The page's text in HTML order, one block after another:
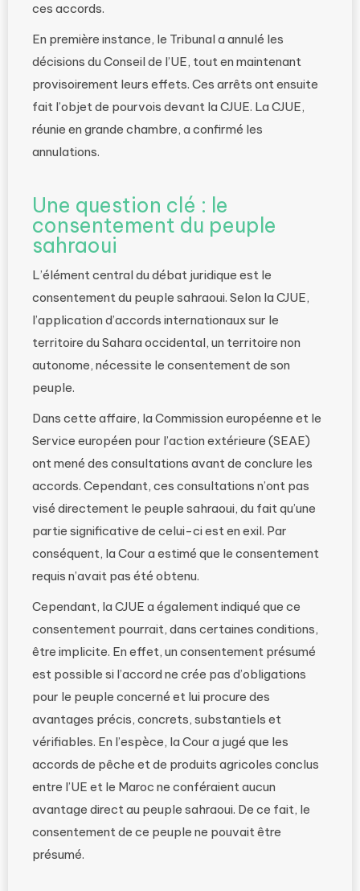
ces accords.
En première instance, le Tribunal a annulé les
décisions du Conseil de l’UE, tout en maintenant
provisoirement leurs effets. Ces arrêts ont ensuite
fait l’objet de pourvois devant la CJUE. La CJUE,
réunie en grande chambre, a confirmé les
annulations.
Une question clé : le
consentement du peuple
sahraoui
L’élément central du débat juridique est le
consentement du peuple sahraoui. Selon la CJUE,
l’application d’accords internationaux sur le
territoire du Sahara occidental, un territoire non
autonome, nécessite le consentement de son
peuple.
Dans cette affaire, la Commission européenne et le
Service européen pour l’action extérieure (SEAE)
ont mené des consultations avant de conclure les
accords. Cependant, ces consultations n’ont pas
visé directement le peuple sahraoui, du fait qu’une
partie significative de celui-ci est en exil. Par
conséquent, la Cour a estimé que le consentement
requis n’avait pas été obtenu.
Cependant, la CJUE a également indiqué que ce
consentement pourrait, dans certaines conditions,
être implicite. En effet, un consentement présumé
est possible si l’accord ne crée pas d’obligations
pour le peuple concerné et lui procure des
avantages précis, concrets, substantiels et
vérifiables. En l’espèce, la Cour a jugé que les
accords de pêche et de produits agricoles conclus
entre l’UE et le Maroc ne conféraient aucun
avantage direct au peuple sahraoui. De ce fait, le
consentement de ce peuple ne pouvait être
présumé.